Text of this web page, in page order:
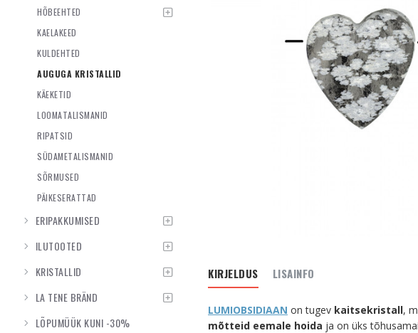
HÕBEEHTED
KAELAKEED
KULDEHTED
AUGUGA KRISTALLID
KÄEKETID
LOOMATALISMANID
RIPATSID
SÜDAMETALISMANID
SÕRMUSED
PÄIKESERATTAD
ERIPAKKUMISED
ILUTOOTED
KRISTALLID
LA TENE BRÄND
LÕPUMÜÜK KUNI -30%
KIRJELDUS LISAINFO
LUMIOBSIDIAAN on tugev kaitsekristall,
mõtteid eemale hoida ja on üks